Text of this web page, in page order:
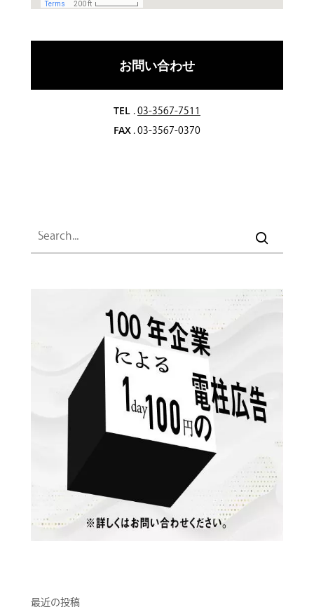
お問い合わせ
TEL . 03-3567-7511
FAX . 03-3567-0370
最近の投稿